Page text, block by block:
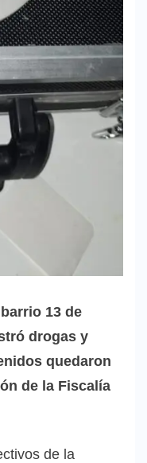
13 de
drogas y
quedaron
de la Fiscalía
de la